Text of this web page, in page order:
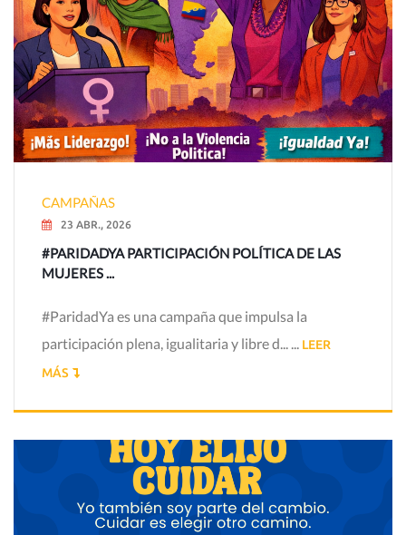
CAMPAÑAS
23 ABR., 2026
#PARIDADYA PARTICIPACIÓN POLÍTICA DE LAS
MUJERES ...
#ParidadYa es una campaña que impulsa la
participación plena, igualitaria y libre d... ... LEER
MÁS